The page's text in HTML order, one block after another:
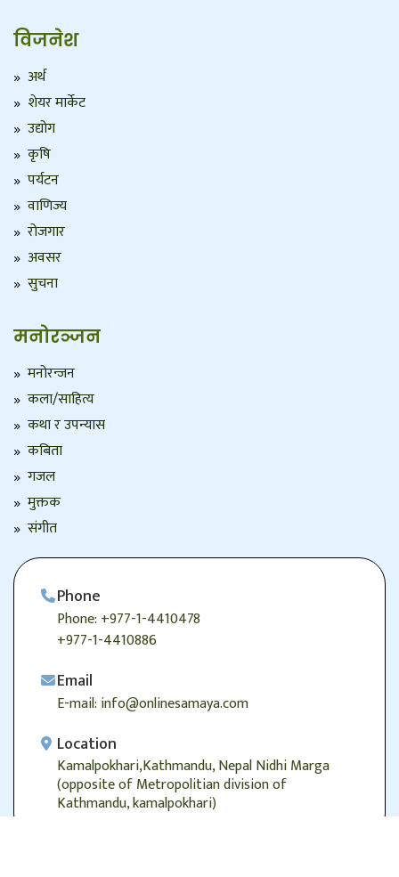
विजनेश
अर्थ
शेयर मार्केट
उद्योग
कृषि
पर्यटन
वाणिज्य
रोजगार
अवसर
सुचना
मनोरञ्जन
मनोरन्जन
कला/साहित्य
कथा र उपन्यास
कबिता
गजल
मुक्तक
संगीत
Phone
Phone: +977-1-4410478
+977-1-4410886
Email
E-mail: info@onlinesamaya.com
Location
Kamalpokhari,Kathmandu, Nepal Nidhi Marga
(opposite of Metropolitian division of
Kathmandu, kamalpokhari)